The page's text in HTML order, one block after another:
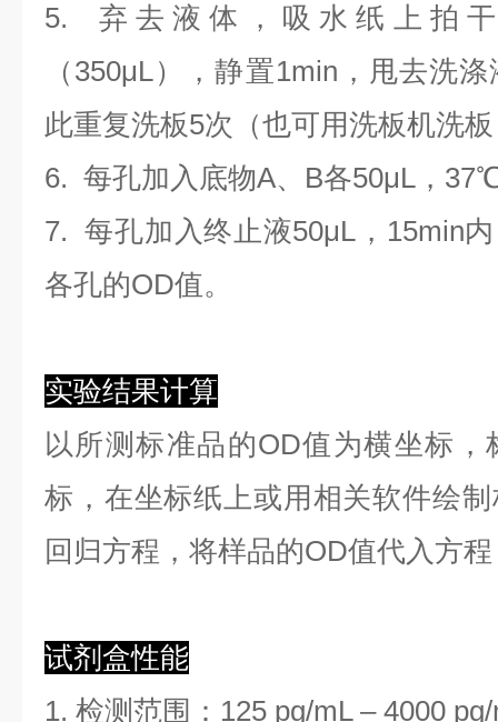
5. 弃去液体，吸水纸上拍
（350μL）
，静置1min，甩去洗
此重复洗板5次（也可用洗板机洗
6. 每孔加入底物A、B各50μL，
7. 每孔加入终止液50μL，15min
各孔的OD值。
实验结果计算
以所测标准品的OD值为横坐标，
标，在坐标纸上或用相关软件绘制
回归方程 ， 将样品的OD值代入方
试剂盒性能
1. 检测范围 ： 125 pg/mL –4000 pg/